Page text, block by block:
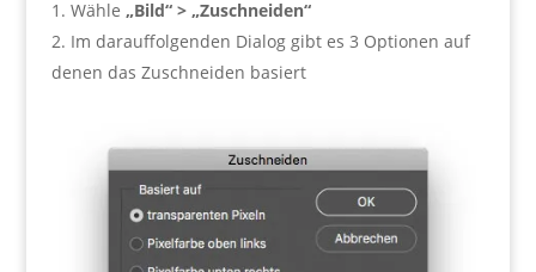
Wähle „Bild“ > „Zuschneiden“
Im darauffolgenden Dialog gibt es 3 Optionen auf
denen das Zuschneiden basiert